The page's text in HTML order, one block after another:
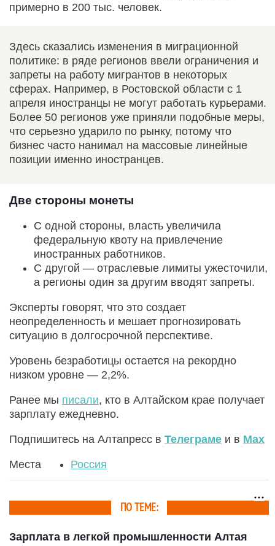
примерно в 200 тыс. человек.
Здесь сказались изменения в миграционной
политике: в ряде регионов ввели ограничения и
запреты на работу мигрантов в некоторых
сферах. Например, в Ростовской области с 1
апреля иностранцы не могут работать курьерами.
Более 50 регионов уже приняли подобные меры,
что серьезно ударило по рынку, потому что
бизнес часто нанимал на массовые линейные
позиции именно иностранцев.
Две стороны монеты
С одной стороны, власть увеличила
федеральную квоту на привлечение
иностранных работников.
С другой — отраслевые лимиты ужесточили,
а регионы один за другим вводят запреты.
Эксперты говорят, что это создает
неопределенность и мешает прогнозировать
ситуацию в долгосрочной перспективе.
Уровень безработицы остается на рекордно
низком уровне — 2,2%.
Ранее мы писали, кто в Алтайском крае получает
зарплату ежедневно.
Подпишитесь на Алтапресс в Телеграме и в Max
Места Россия
ПО ТЕМЕ:
Зарплата в легкой промышленности Алтая